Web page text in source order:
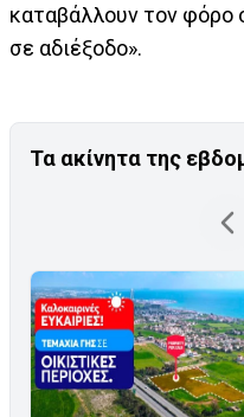
καταβάλλουν τον
σε αδιέξοδο».
Τα ακίνητα της